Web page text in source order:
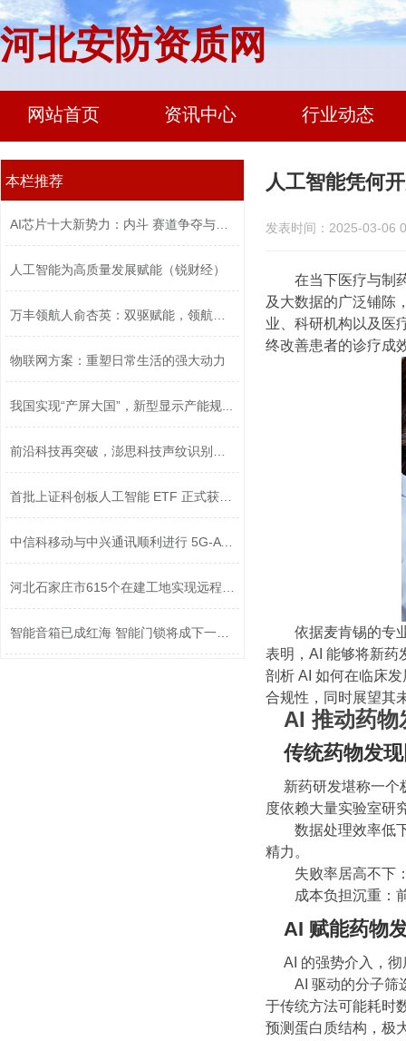
河北安防资质网
网站首页 资讯中心 行业动态
本栏推荐
人工智能为高质量发展赋能（锐财经）
物联网方案：重塑日常生活的强大动力
我国实现“产屏大国”，新型显示产能规...
中信科移动与中兴通讯顺利进行 5G-A 技...
人工智能凭何
发表时间：2025-03-06
在当下医疗与制
及大数据的广泛铺陈
业、科研机构以及医
终改善患者的诊疗成
依据麦肯锡的专
表明，AI 能够将新药
剖析 AI 如何在临床
合规性，同时展望其
AI 推动药物
传统药物发
新药研发堪称一个
度依赖大量实验室研
数据处理效率低
精力。
失败率居高不下
成本负担沉重：
AI 赋能药物
AI 的强势介入，
AI 驱动的分子筛
于传统方法可能耗时
预测蛋白质结构，极